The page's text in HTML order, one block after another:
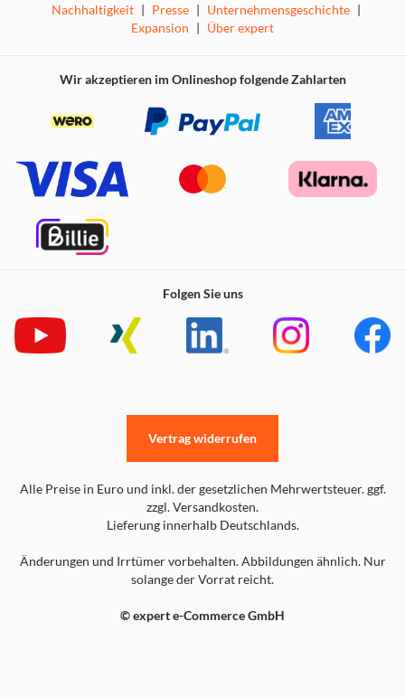
Nachhaltigkeit | Presse | Unternehmensgeschichte |
Expansion | Über expert
Wir akzeptieren im Onlineshop folgende Zahlarten
Folgen Sie uns
Alle Preise in Euro und inkl. der gesetzlichen Mehrwertsteuer. ggf.
zzgl. Versandkosten.
Lieferung innerhalb Deutschlands.
Änderungen und Irrtümer vorbehalten. Abbildungen ähnlich. Nur
solange der Vorrat reicht.
© expert e-Commerce GmbH
Vertrag widerrufen